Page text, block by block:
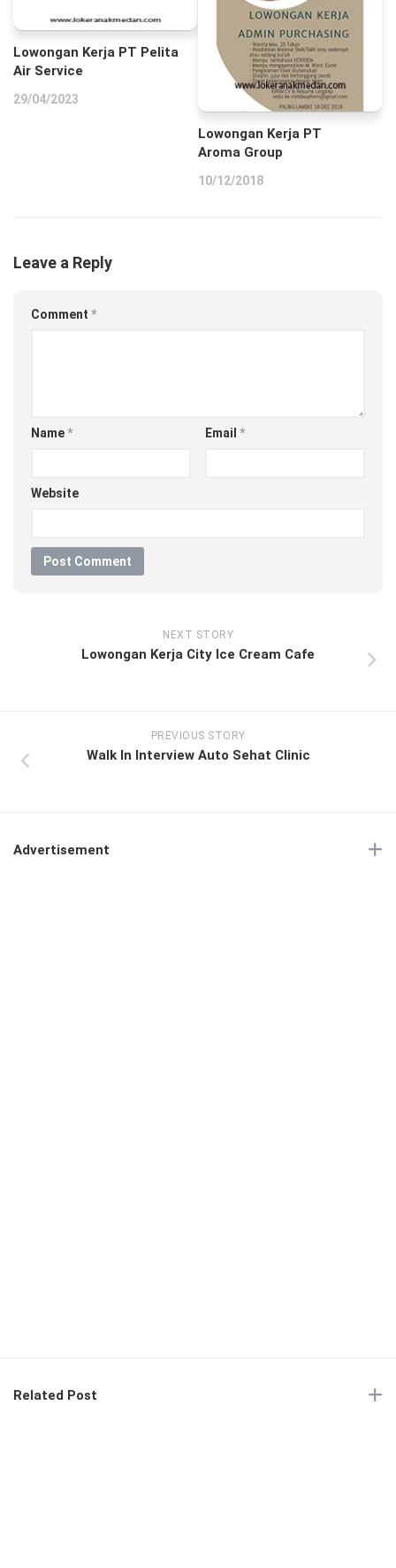
Lowongan Kerja PT Pelita
Air Service
29/04/2023
Lowongan Kerja PT
Aroma Group
10/12/2018
Leave a Reply
Comment *
Name* Email *
Website
NEXT STORY
Lowongan Kerja City Ice Cream Cafe
PREVIOUS STORY
Walk In Interview Auto Sehat Clinic
Advertisement
Related Post